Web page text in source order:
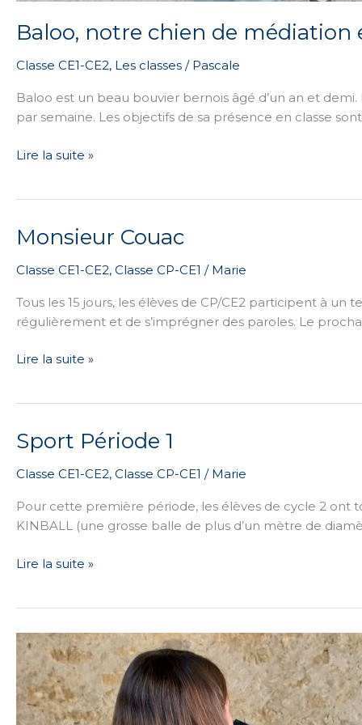
Baloo, notre chien de médiation
Classe CE1-CE2, Les classes / Pascale
Baloo est un beau bouvier bernois âgé d’un an et
par semaine. Les objectifs de sa présence en classe
Lire la suite »
Monsieur Couac
Classe CE1-CE2, Classe CP-CE1 / Marie
Tous les 15 jours, les élèves de CP/CE2 participent à
régulièrement et de s’imprégner des paroles. Le
Monsieur
Lire la suite »
Sport Période 1
Classe CE1-CE2, Classe CP-CE1 / Marie
Pour cette première période, les élèves de cycle 2 ont
KINBALL (une grosse balle de plus d’un mètre de
Sport
Période
1
Lire la suite »
Rencontre
avec
Fanny,
Pitch
et